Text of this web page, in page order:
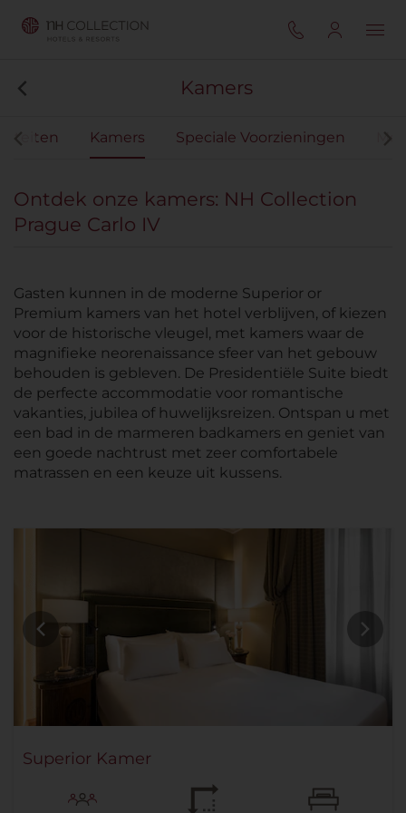
Kamers
Kamers Speciale Voorzieningen
Ontdek onze kamers: NH Collection
Prague Carlo IV
Gasten kunnen in de moderne Superior or
Premium kamers van het hotel verblijven, of kiezen
voor de historische vleugel, met kamers waar de
magnifieke neorenaissance sfeer van het gebouw
behouden is gebleven. De Presidentiële Suite biedt
de perfecte accommodatie voor romantische
vakanties, jubilea of huwelijksreizen. Ontspan u met
een bad in de marmeren badkamers en geniet van
een goede nachtrust met zeer comfortabele
matrassen en een keuze uit kussens.
Superior Kamer